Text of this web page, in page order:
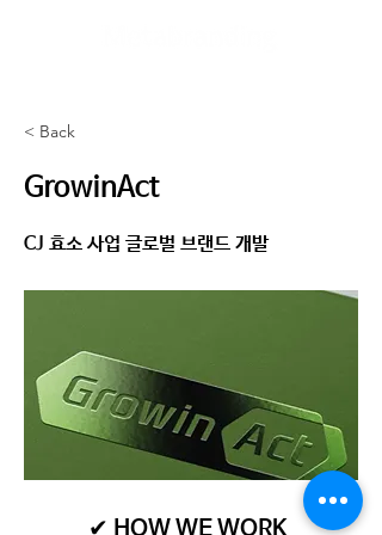
< Back
GrowinAct
CJ 효소 사업 글로벌 브랜드 개발